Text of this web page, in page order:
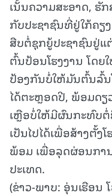
ເນັ້ນຄວາມສະອາດ, ຮັ
ກັບປະຊາຊົນທີ່ຢູ່ໃກ້ຄຽ
ສືບຕໍ່ຊຸກຍູ້ປະຊາຊົນຢູ່ແ
ຕົ້ນປ້ອນໂຮງງານ ໂດ
ປ້ອງກັນບໍ່ໃຫ້ມັນຕົ້ນລົ້ນ
ໄດ້ຕະຫຼອດປີ, ພ້ອມດຽ
ເຫຼືອບໍ່ໃຫ້ມີຜົນກະທົບ
ເປັນໄປໄດ້ເພື່ອສ້າງຕັ້
ພ້ອມ ເພື່ອລຸດຜ່ອນກາ
ປະເທດ.
(ຂ່າວ-ພາບ: ອຸ່ນເຮືອນ